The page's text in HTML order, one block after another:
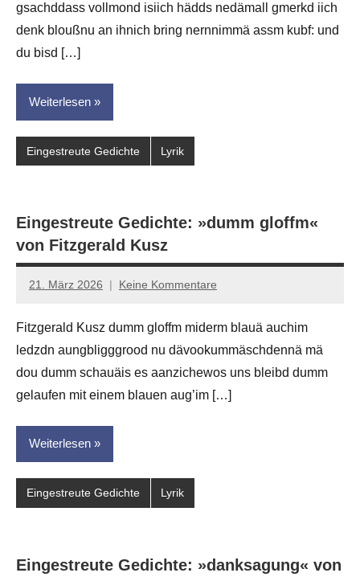
für
dasgedichtblog
gsachddass vollmond isiich hädds nedämall gmerkd iich
denk bloußnu an ihnich bring nernnimmä assm kubf: und
du bisd […]
Weiterlesen
Eingestreute Gedichte Lyrik
Eingestreute Gedichte: »dumm gloffm«
von Fitzgerald Kusz
21. März 2026
Jan-
Hornauer
für
dasgedichtblog
Keine Kommentare
Fitzgerald Kusz dumm gloffm miderm blauä auchim
ledzdn aungbligggrood nu dävookummäschdennä mä
dou dumm schauäis es aanzichewos uns bleibd dumm
gelaufen mit einem blauen aug’im […]
Weiterlesen
Eingestreute Gedichte Lyrik
Eingestreute Gedichte: »danksagung« von